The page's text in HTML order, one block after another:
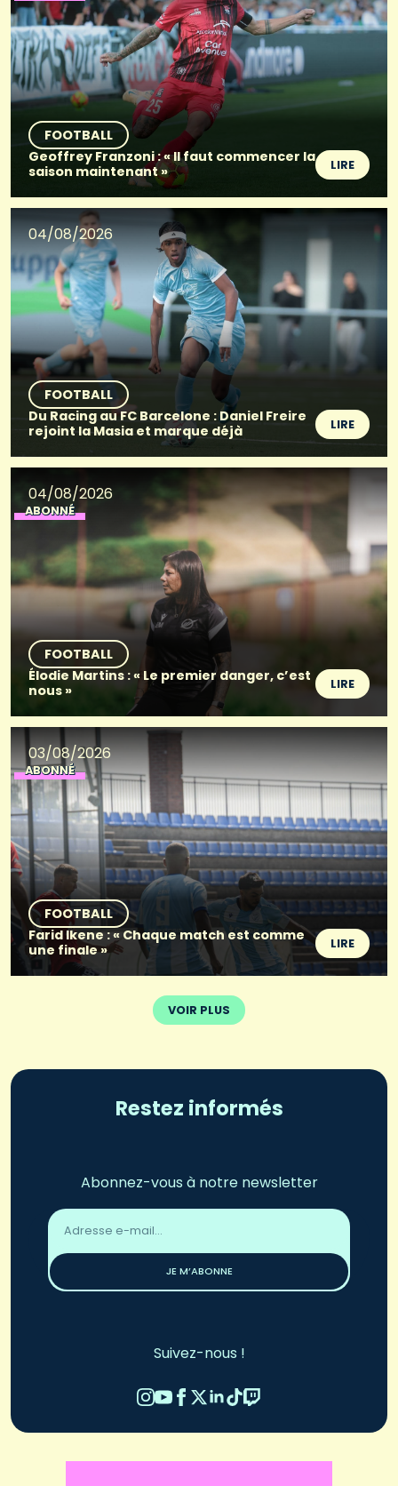
FOOTBALL
Geoffrey Franzoni : « Il faut commencer la
saison maintenant »
LIRE
04/08/2026
FOOTBALL
Du Racing au FC Barcelone : Daniel Freire
rejoint la Masia et marque déjà
LIRE
04/08/2026
ABONNÉ
FOOTBALL
Élodie Martins : « Le premier danger, c’est
nous »
LIRE
03/08/2026
ABONNÉ
FOOTBALL
Farid Ikene : « Chaque match est comme
une finale »
LIRE
VOIR PLUS
Restez informés
Abonnez-vous à notre newsletter
Adresse
email
JE M’ABONNE
Suivez-nous !